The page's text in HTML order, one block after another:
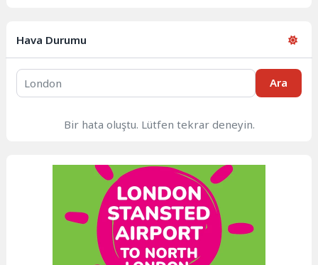
Hava Durumu
Ara
Bir hata oluştu. Lütfen tekrar deneyin.